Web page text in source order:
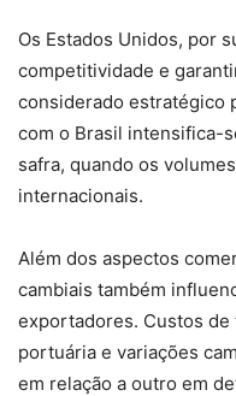
Os Estados Unidos, por
competitividade e
considerado estratégico
com o Brasil intensifica-
safra, quando os
internacionais.
Além dos aspectos
cambiais também
exportadores. Custos
portuária e variações
em relação a outro em